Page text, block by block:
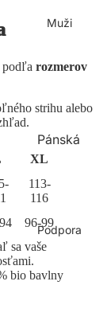
Pol
trič
ka
Mi
kin
y
Ko
bar
kol
ce
tur
Muži
Pánská
kolekce
Vš
e
Tri
čk
Podpora
podľa rozmerov
strihu alebo
XL
113-
116
96-99
sa vaše